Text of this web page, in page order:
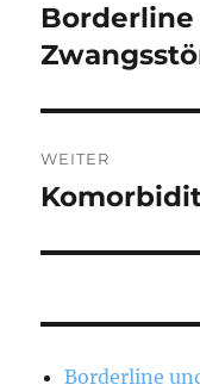
Vorheriger
Beitrag:
WEITER
Nächster
Borderline